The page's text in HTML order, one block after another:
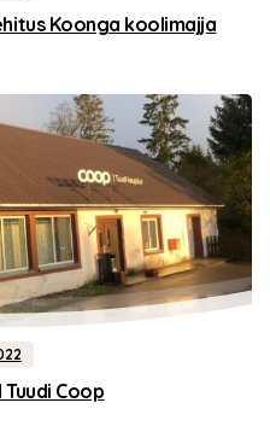
Koonga koolimajja
Coop